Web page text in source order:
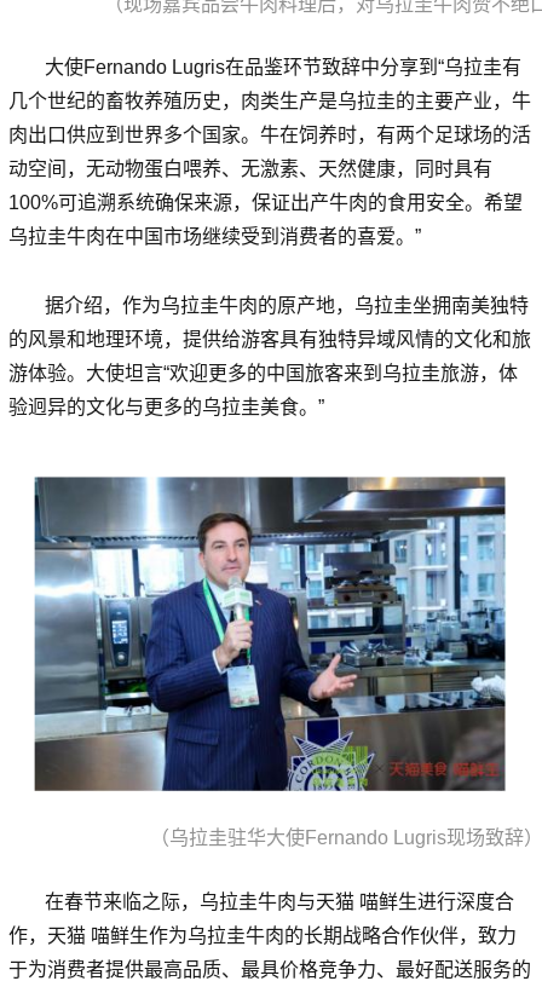
大使Fernando Lugris在品鉴环节致辞中分享到“乌拉圭有
几个世纪的畜牧养殖历史，肉类生产是乌拉圭的主要产业，牛
肉出口供应到世界多个国家。牛在饲养时，有两个足球场的活
动空间，无动物蛋白喂养、无激素、天然健康，同时具有
100%可追溯系统确保来源，保证出产牛肉的食用安全。希望
乌拉圭牛肉在中国市场继续受到消费者的喜爱。”
据介绍，作为乌拉圭牛肉的原产地，乌拉圭坐拥南美独特
的风景和地理环境，提供给游客具有独特异域风情的文化和旅
游体验。大使坦言“欢迎更多的中国旅客来到乌拉圭旅游，体
验迥异的文化与更多的乌拉圭美食。”
（乌拉圭驻华大使Fernando Lugris现场致辞）
在春节来临之际，乌拉圭牛肉与天猫 喵鲜生进行深度合
作，天猫 喵鲜生作为乌拉圭牛肉的长期战略合作伙伴，致力
于为消费者提供最高品质、最具价格竞争力、最好配送服务的